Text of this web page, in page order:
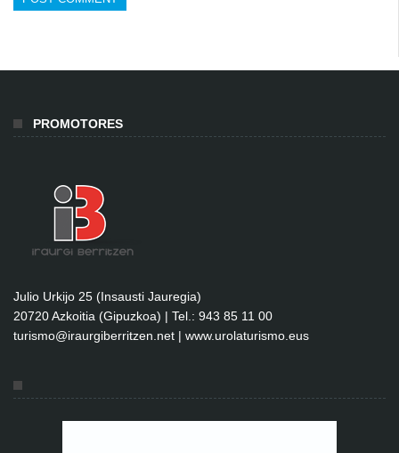
PROMOTORES
Julio Urkijo 25 (Insausti Jauregia)
20720 Azkoitia (Gipuzkoa) | Tel.: 943 85 11 00
turismo@iraurgiberritzen.net | www.urolaturismo.eus